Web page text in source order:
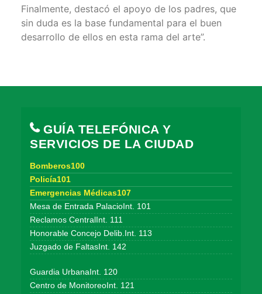
Finalmente, destacó el apoyo de los padres, que
sin duda es la base fundamental para el buen
desarrollo de ellos en esta rama del arte”.
GUÍA TELEFÓNICA Y
SERVICIOS DE LA CIUDAD
Bomberos100
Policía101
Emergencias Médicas107
Mesa de Entrada PalacioInt. 101
Reclamos CentralInt. 111
Honorable Concejo Delib.Int. 113
Juzgado de FaltasInt. 142
Guardia UrbanaInt. 120
Centro de MonitoreoInt. 121